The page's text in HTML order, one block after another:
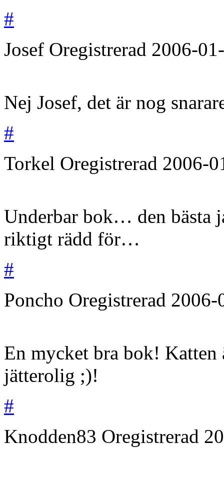
#
Josef Oregistrerad 2006-
Nej Josef, det är nog
#
Torkel Oregistrerad 2006-
Underbar bok… den bästa
riktigt rädd för…
#
Poncho Oregistrerad 2006-
En mycket bra bok! Katten
jätterolig ;)!
#
Knodden83 Oregistrerad